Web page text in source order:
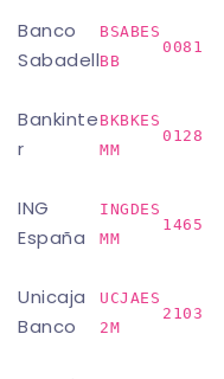
Banco
Sabadell
BSABES
BB
0081
Bankinte
r
BKBKES
MM
0128
ING
España
INGDES
MM
1465
Unicaja
Banco
UCJAES
2M
2103